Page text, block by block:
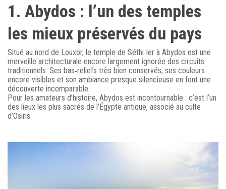
1. Abydos : l’un des temples
les mieux préservés du pays
Situé au nord de Louxor, le temple de Séthi Ier à Abydos est une
merveille architecturale encore largement ignorée des circuits
traditionnels. Ses bas‑reliefs très bien conservés, ses couleurs
encore visibles et son ambiance presque silencieuse en font une
découverte incomparable.
Pour les amateurs d’histoire, Abydos est incontournable : c’est l’un
des lieux les plus sacrés de l’Égypte antique, associé au culte
d’Osiris.